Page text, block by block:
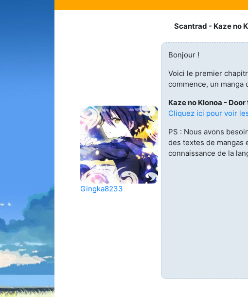
Animes terminés
Animes
Animes
Tous les
Gingka8233
Scantrad - Kaze no
Bonjour !
Voici le premier
commence, un manga
Kaze no Klonoa -
Cliquez ici pour voir
PS : Nous avons
des textes de mangas
connaissance de la